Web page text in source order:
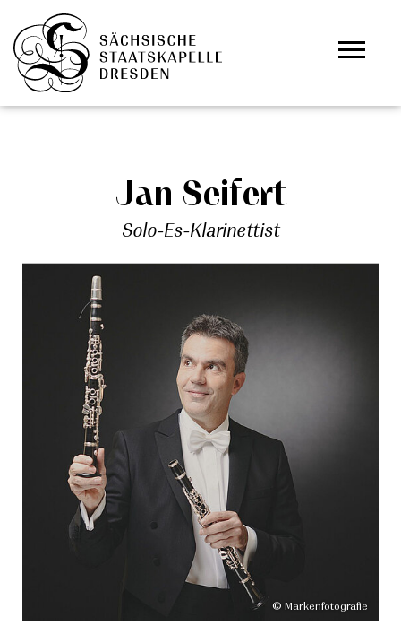
Zum Hauptinhalt springen
Jan Seifert
Solo-Es-Klarinettist
© Markenfotografie
Cookie-Einstellungen